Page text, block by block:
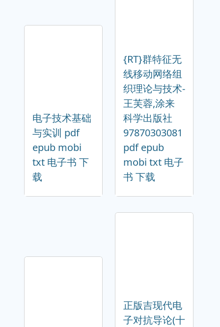
电子技术基础
与实训 pdf
epub mobi
txt 电子书 下
载
{RT}群特征无
线移动网络组
织理论与技术-
王芙蓉,涂来
科学出版社
97870303081
pdf epub
mobi txt 电子
书 下载
正版吉现代电
子对抗导论(十